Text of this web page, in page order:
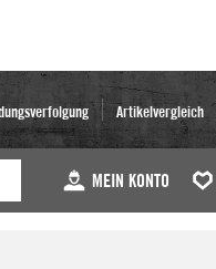
Artikelvergleich
MEIN KONTO